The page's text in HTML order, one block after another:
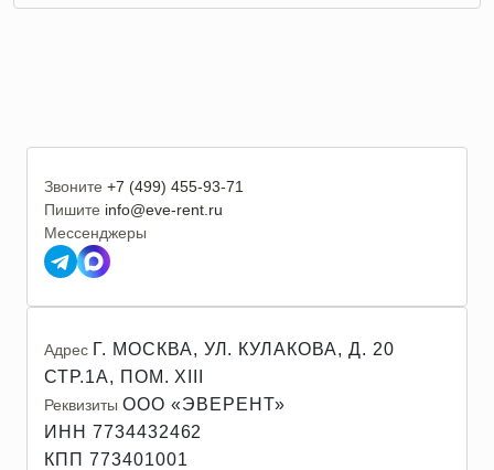
Звоните +7 (499) 455-93-71
Пишите info@eve-rent.ru
Мессенджеры
Адрес Г. МОСКВА, УЛ. КУЛАКОВА, Д. 20
СТР.1А, ПОМ. XIII
Реквизиты ООО «ЭВЕРЕНТ»
ИНН 7734432462
КПП 773401001